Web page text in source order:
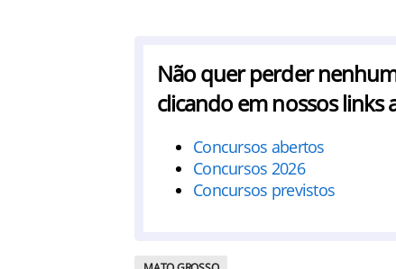
Não quer perder
clicando em nossos links
Concursos abertos
Concursos 2026
Concursos previstos